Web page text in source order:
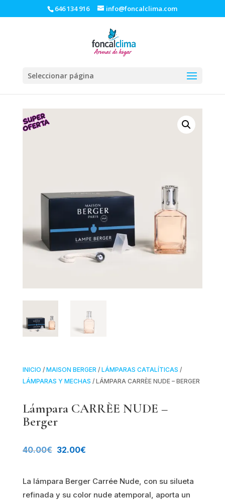
646 134 916 info@foncalclima.com
Seleccionar página
INICIO / MAISON BERGER / LÁMPARAS CATALÍTICAS /
LÁMPARAS Y MECHAS / LÁMPARA CARRÈE NUDE – BERGER
Lámpara CARRÈE NUDE –
Berger
40.00€ El
original
32.00€El
actual
La lámpara Berger Carrée Nude, con su silueta
refinada y su color nude atemporal, aporta un